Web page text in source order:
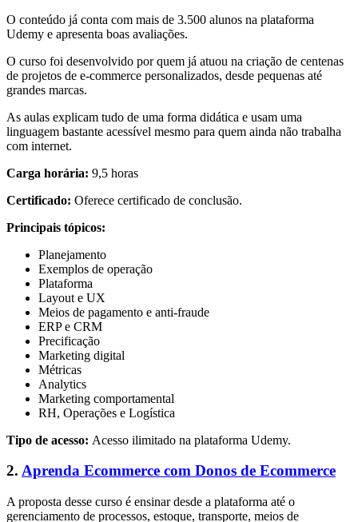
O conteúdo já conta com mais de 3.500 alunos na plataforma
Udemy e apresenta boas avaliações.
O curso foi desenvolvido por quem já atuou na criação de centenas
de projetos de e-commerce personalizados, desde pequenas até
grandes marcas.
As aulas explicam tudo de uma forma didática e usam uma
linguagem bastante acessível mesmo para quem ainda não trabalha
com internet.
Carga horária: 9,5 horas
Certificado: Oferece certificado de conclusão.
Principais tópicos:
Planejamento
Exemplos de operação
Plataforma
Layout e UX
Meios de pagamento e anti-fraude
ERP e CRM
Precificação
Marketing digital
Métricas
Analytics
Marketing comportamental
RH, Operações e Logística
Tipo de acesso: Acesso ilimitado na plataforma Udemy.
2. Aprenda Ecommerce com Donos de Ecommerce
A proposta desse curso é ensinar desde a plataforma até o
gerenciamento de processos, estoque, transporte, meios de